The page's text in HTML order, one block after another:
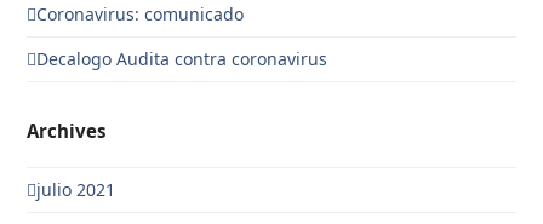
Coronavirus: comunicado
Decalogo Audita contra coronavirus
Archives
julio 2021